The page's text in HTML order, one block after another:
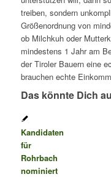
treiben, sondern
Größenordnung von
ob Milchkuh oder
mindestens 1 Jahr am
der Tiroler Bauern eine
brauchen echte
Das könnte Dich
Kandidaten
für
Rohrbach
nominiert